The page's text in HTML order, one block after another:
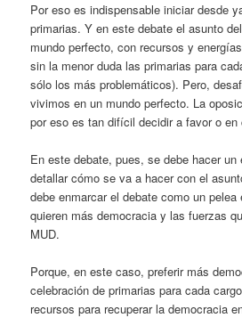
Por eso es indispensable iniciar desde
primarias. Y en este debate el asunto
mundo perfecto, con recursos y
sin la menor duda las primarias para
sólo los más problemáticos). Pero,
vivimos en un mundo perfecto. La
por eso es tan difícil decidir a favor o
En este debate, pues, se debe hacer un
detallar cómo se va a hacer con el
debe enmarcar el debate como un
quieren más democracia y las fuerzas
MUD.
Porque, en este caso, preferir más
celebración de primarias para cada
recursos para recuperar la democracia